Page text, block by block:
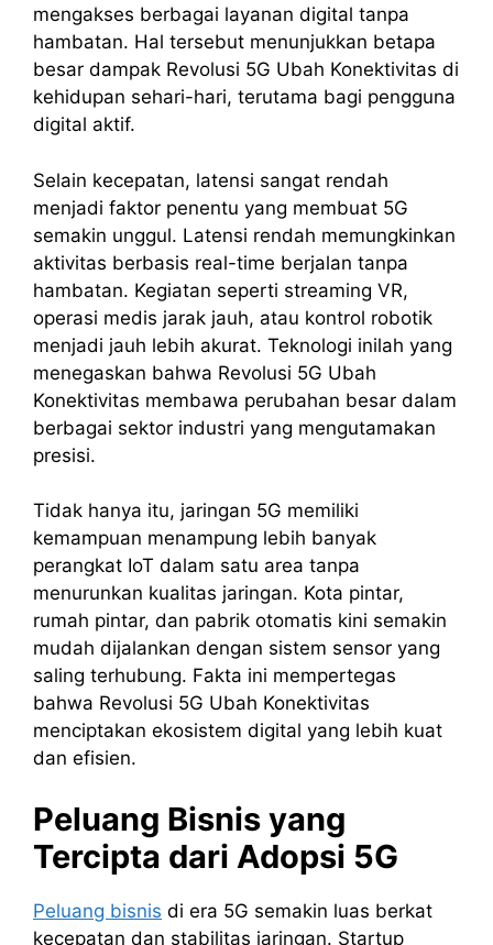
mengakses berbagai layanan digital tanpa
hambatan. Hal tersebut menunjukkan betapa
besar dampak Revolusi 5G Ubah Konektivitas di
kehidupan sehari-hari, terutama bagi pengguna
digital aktif.
Selain kecepatan, latensi sangat rendah
menjadi faktor penentu yang membuat 5G
semakin unggul. Latensi rendah memungkinkan
aktivitas berbasis real-time berjalan tanpa
hambatan. Kegiatan seperti streaming VR,
operasi medis jarak jauh, atau kontrol robotik
menjadi jauh lebih akurat. Teknologi inilah yang
menegaskan bahwa Revolusi 5G Ubah
Konektivitas membawa perubahan besar dalam
berbagai sektor industri yang mengutamakan
presisi.
Tidak hanya itu, jaringan 5G memiliki
kemampuan menampung lebih banyak
perangkat IoT dalam satu area tanpa
menurunkan kualitas jaringan. Kota pintar,
rumah pintar, dan pabrik otomatis kini semakin
mudah dijalankan dengan sistem sensor yang
saling terhubung. Fakta ini mempertegas
bahwa Revolusi 5G Ubah Konektivitas
menciptakan ekosistem digital yang lebih kuat
dan efisien.
Peluang Bisnis yang
Tercipta dari Adopsi 5G
Peluang bisnis di era 5G semakin luas berkat
kecepatan dan stabilitas jaringan. Startup